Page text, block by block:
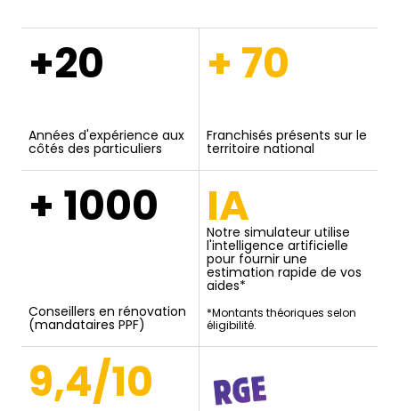
+20
Années d'expérience aux
côtés des particuliers
+ 70
Franchisés présents sur le
territoire national
+ 1000
Conseillers en rénovation
(mandataires PPF)
IA
Notre simulateur utilise
l'intelligence artificielle
pour fournir une
estimation rapide de vos
aides*
*Montants théoriques selon
éligibilité.
9,4/10